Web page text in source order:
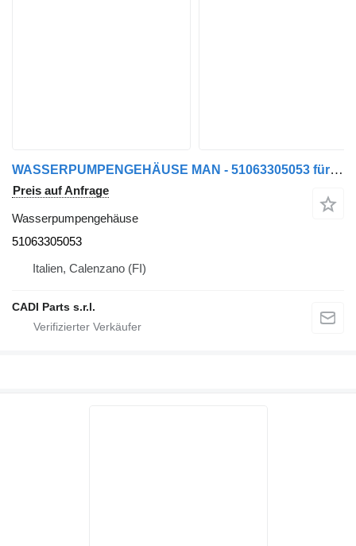
WASSERPUMPENGEHÄUSE MAN - 51063305053 für MAN LKW
Preis auf Anfrage
Wasserpumpengehäuse
51063305053
Italien, Calenzano (FI)
CADI Parts s.r.l.